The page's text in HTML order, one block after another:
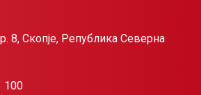
8, Скопје, Република Северна
100